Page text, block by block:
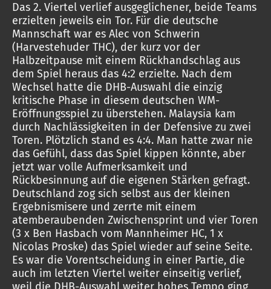
Das 2. Viertel verlief ausgeglichener, beide Teams
erzielten jeweils ein Tor. Für die deutsche
Mannschaft war es Alec von Schwerin
(Harvestehuder THC), der kurz vor der
Halbzeitpause mit einem Rückhandschlag aus
dem Spiel heraus das 4:2 erzielte. Nach dem
Wechsel hatte die DHB-Auswahl die einzig
kritische Phase in diesem deutschen WM-
Eröffnungsspiel zu überstehen. Malaysia kam
durch Nachlässigkeiten in der Defensive zu zwei
Toren. Plötzlich stand es 4:4. Man hatte zwar nie
das Gefühl, dass das Spiel kippen könnte, aber
jetzt war volle Aufmerksamkeit und
Rückbesinnung auf die eigenen Stärken gefragt.
Deutschland zog sich selbst aus der kleinen
Ergebnismisere und zerrte mit einem
atemberaubenden Zwischensprint und vier Toren
(3 x Ben Hasbach vom Mannheimer HC, 1 x
Nicolas Proske) das Spiel wieder auf seine Seite.
Es war die Vorentscheidung in einer Partie, die
auch im letzten Viertel weiter einseitig verlief,